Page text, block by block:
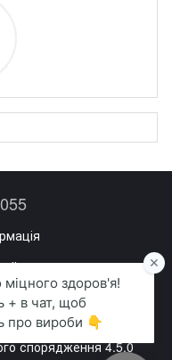
спорядження 4.5.0